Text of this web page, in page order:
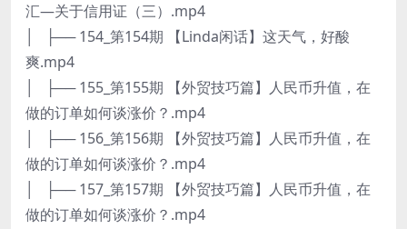
汇—关于信用证（三）.mp4
│ ├── 154_第154期 【Linda闲话】这天气，好酸
爽.mp4
│ ├── 155_第155期 【外贸技巧篇】人民币升值，在
做的订单如何谈涨价？.mp4
│ ├── 156_第156期 【外贸技巧篇】人民币升值，在
做的订单如何谈涨价？.mp4
│ ├── 157_第157期 【外贸技巧篇】人民币升值，在
做的订单如何谈涨价？.mp4